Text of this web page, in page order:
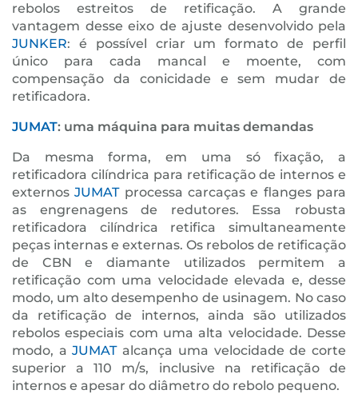
rebolos estreitos de retificação. A grande
vantagem desse eixo de ajuste desenvolvido pela
JUNKER: é possível criar um formato de perfil
único para cada mancal e moente, com
compensação da conicidade e sem mudar de
retificadora.
JUMAT: uma máquina para muitas demandas
Da mesma forma, em uma só fixação, a
retificadora cilíndrica para retificação de internos e
externosJUMATprocessa carcaças e flanges para
as engrenagens de redutores. Essa robusta
retificadora cilíndrica retifica simultaneamente
peças internas e externas. Os rebolos de retificação
de CBN e diamante utilizados permitem a
retificação com uma velocidade elevada e, desse
modo, um alto desempenho de usinagem. No caso
da retificação de internos, ainda são utilizados
rebolos especiais com uma alta velocidade. Desse
modo, aJUMATalcança uma velocidade de corte
superior a 110 m/s, inclusive na retificação de
internos e apesar do diâmetro do rebolo pequeno.